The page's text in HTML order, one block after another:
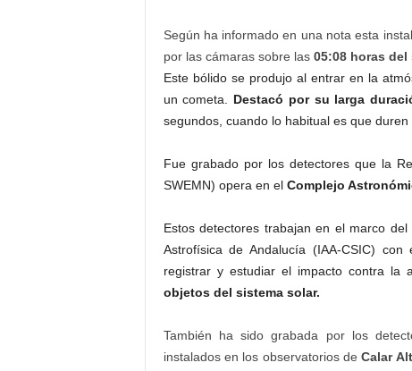
Según ha informado en una nota esta
por las cámaras sobre las 05:08 horas del
Este bólido se produjo al entrar en la
un cometa. Destacó por su larga
segundos, cuando lo habitual es que
Fue grabado por los detectores que la
SWEMN) opera en elComplejo
Estos detectores trabajan en el marco
Astrofísica de Andalucía (IAA-CSIC)
registrar y estudiar el impacto contra la
objetos del sistema solar.
También ha sido grabada por los
instalados en los observatorios de Calar